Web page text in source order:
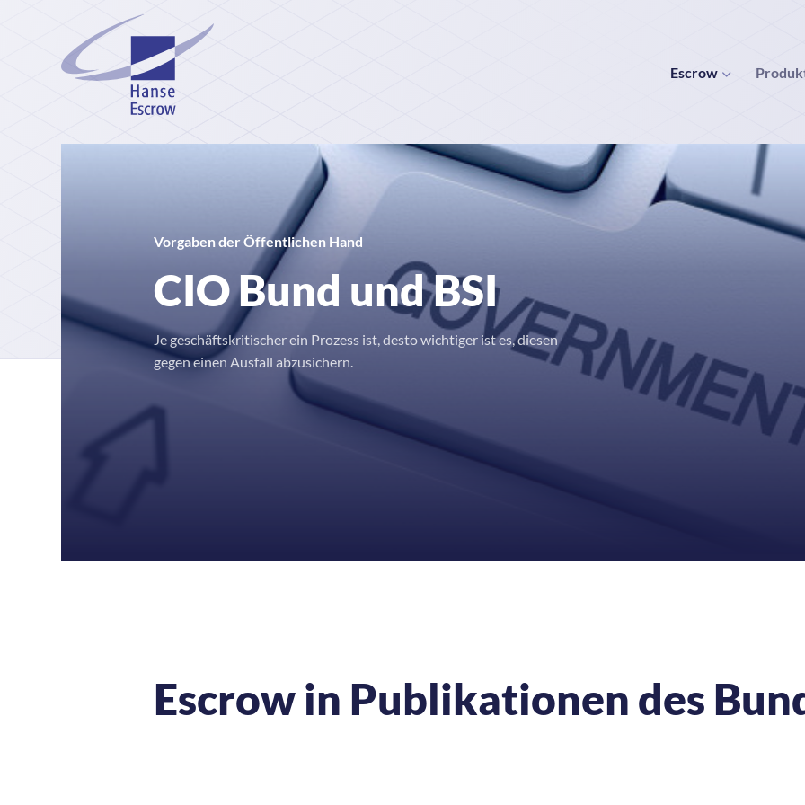
Escrow
Vorgaben der Öffentlichen Hand
CIO Bund und BSI
Je geschäftskritischer ein Prozess ist, desto wichtiger ist es, diesen
gegen einen Ausfall abzusichern.
Escrow in Publikationen des